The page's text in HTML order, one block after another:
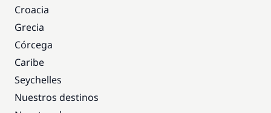
Croacia
Grecia
Córcega
Caribe
Seychelles
Nuestros destinos